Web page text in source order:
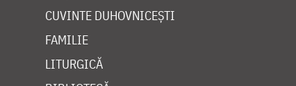
CUVINTE DUHOVNICEȘTI
FAMILIE
LITURGICĂ